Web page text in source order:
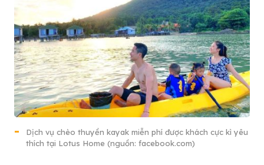
Dịch vụ chèo thuyền kayak miễn phí được khách cực kì yêu
thích tại Lotus Home (nguồn: facebook.com)